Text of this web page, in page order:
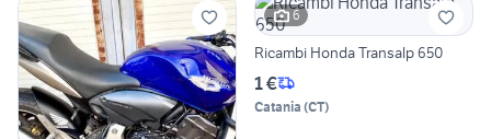
6
Ricambi Honda Transalp 650
1 €
Catania (CT)